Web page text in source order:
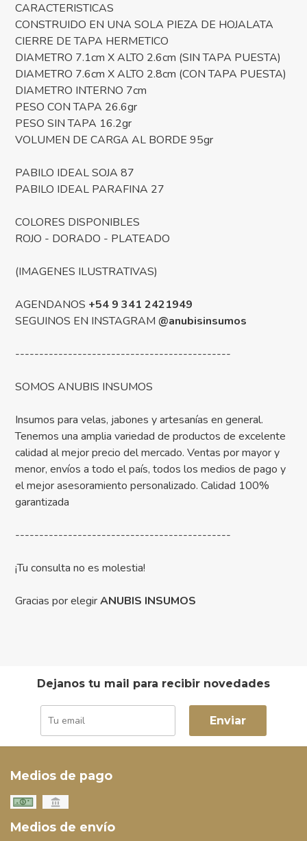
CARACTERISTICAS
CONSTRUIDO EN UNA SOLA PIEZA DE HOJALATA
CIERRE DE TAPA HERMETICO
DIAMETRO 7.1cm X ALTO 2.6cm (SIN TAPA PUESTA)
DIAMETRO 7.6cm X ALTO 2.8cm (CON TAPA PUESTA)
DIAMETRO INTERNO 7cm
PESO CON TAPA 26.6gr
PESO SIN TAPA 16.2gr
VOLUMEN DE CARGA AL BORDE 95gr
PABILO IDEAL SOJA 87
PABILO IDEAL PARAFINA 27
COLORES DISPONIBLES
ROJO - DORADO - PLATEADO
(IMAGENES ILUSTRATIVAS)
AGENDANOS +54 9 341 2421949
SEGUINOS EN INSTAGRAM@anubisinsumos
---------------------------------------------
SOMOS ANUBIS INSUMOS
Insumos para velas, jabones y artesanías en general.
Tenemos una amplia variedad de productos de excelente
calidad al mejor precio del mercado. Ventas por mayor y
menor, envíos a todo el país, todos los medios de pago y
el mejor asesoramiento personalizado. Calidad 100%
garantizada
---------------------------------------------
¡Tu consulta no es molestia!
Gracias por elegirANUBIS INSUMOS
Dejanos tu mail para recibir novedades
Enviar
Medios de pago
Medios de envío